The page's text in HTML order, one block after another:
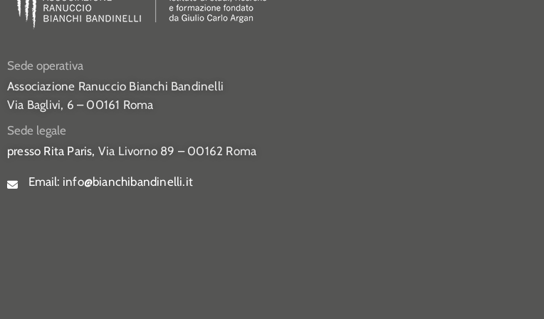
Sede operativa
Associazione Ranuccio Bianchi Bandinelli
Via Baglivi, 6 – 00161 Roma
Sede legale
presso Rita Paris, Via Livorno 89 – 00162 Roma
Email: info@bianchibandinelli.it